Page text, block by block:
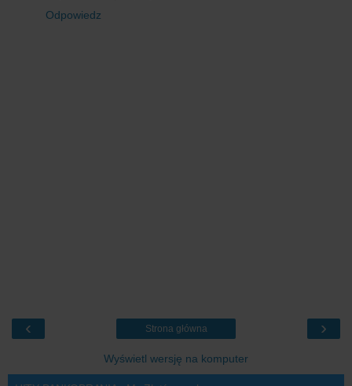
Odpowiedz
‹ ›
Strona główna
Wyświetl wersję na komputer